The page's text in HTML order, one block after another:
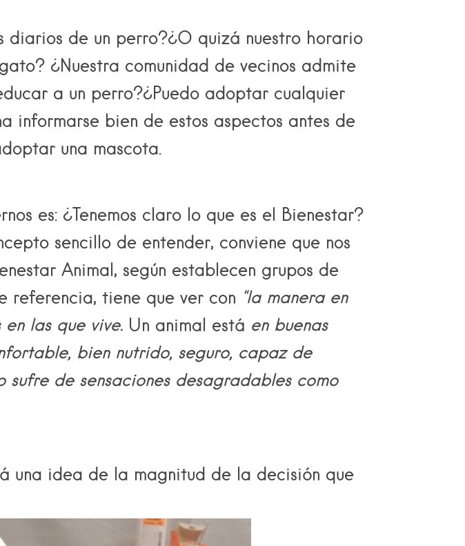
de un perro?¿O quizá nuestro horario
¿Nuestra comunidad de vecinos admite
a un perro?¿Puedo adoptar cualquier
informarse bien de estos aspectos antes de
una mascota.
es: ¿Tenemos claro lo que es el Bienestar?
sencillo de entender, conviene que nos
Animal, según establecen grupos de
referencia, tiene que ver con “la manera en
en las que vive. Un animal está en buenas
bien nutrido, seguro, capaz de
sufre de sensacionesdesagradables como
una idea de la magnitud de la decisión que